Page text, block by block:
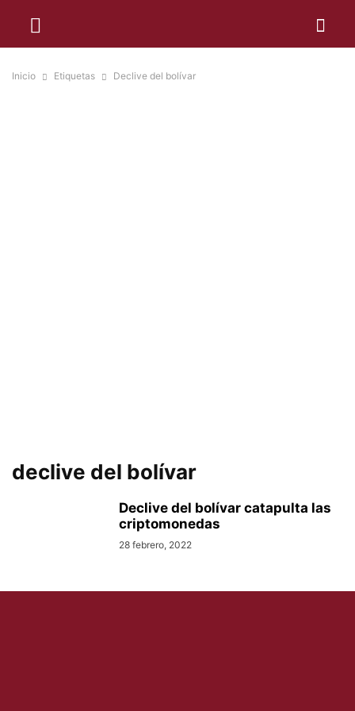
Inicio Etiquetas Declive del bolívar
declive del bolívar
Declive del bolívar catapulta las
criptomonedas
28 febrero, 2022